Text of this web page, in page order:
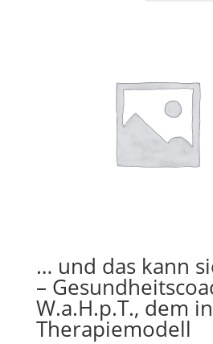
… und das kann
–
W.a.H.p.T., dem
Therapiemodell